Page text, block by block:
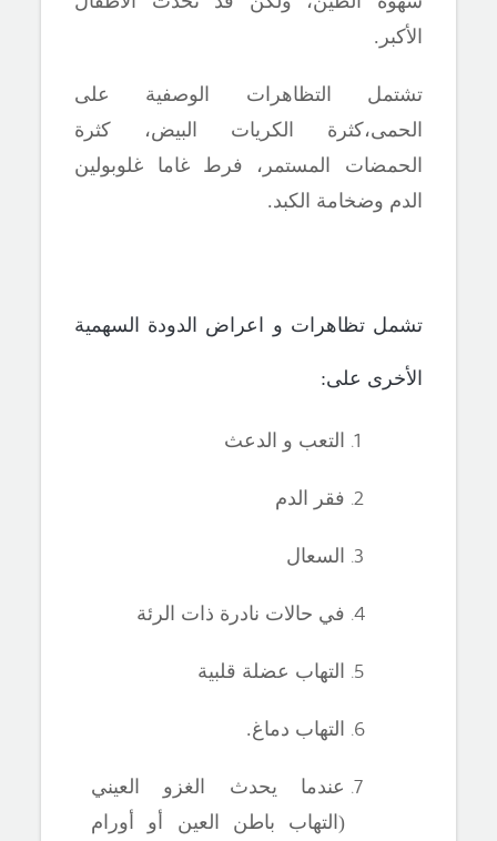
الأكبر.
تشتمل التظاهرات الوصفية على
الحمى،كثرة الكريات البيض، كثرة
الحمضات المستمر، فرط غاما غلوبولين
الدم وضخامة الكبد.
تشمل تظاهرات و اعراض الدودة السهمية
الأخرى على:
التعب و الدعث
فقر الدم
السعال
في حالات نادرة ذات الرئة
التهاب عضلة قلبية
التهاب دماغ.
عندما يحدث الغزو العيني
(التهاب باطن العين أو أورام